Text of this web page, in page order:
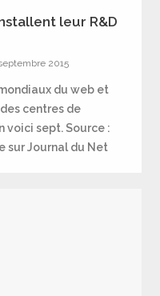
leur R&D
2015
du web et
centres de
voici sept. Source :
sur Journal du Net